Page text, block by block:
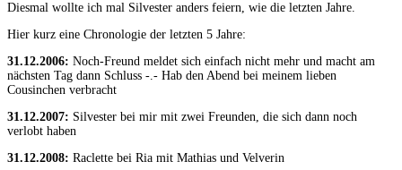
Diesmal wollte ich mal Silvester anders feiern, wie die letzten Jahre.
Hier kurz eine Chronologie der letzten 5 Jahre:
31.12.2006: Noch-Freund meldet sich einfach nicht mehr und macht am
nächsten Tag dann Schluss -.- Hab den Abend bei meinem lieben
Cousinchen verbracht
31.12.2007: Silvester bei mir mit zwei Freunden, die sich dann noch
verlobt haben
31.12.2008: Raclette bei Ria mit Mathias und Velverin